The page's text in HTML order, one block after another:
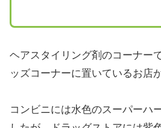
ヘアスタイリング剤のコーナー
ッズコーナーに置いているお店
コンビニには水色のスーパーハ